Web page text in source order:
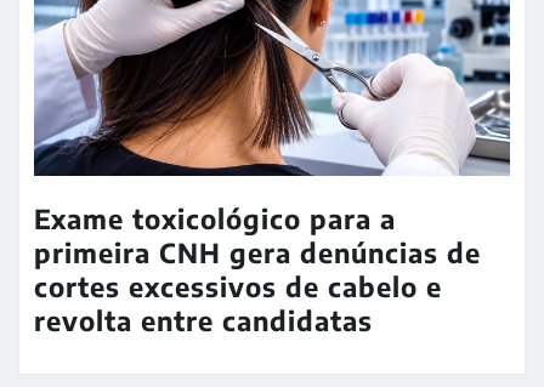
Exame toxicológico para a
primeira CNH gera denúncias de
cortes excessivos de cabelo e
revolta entre candidatas